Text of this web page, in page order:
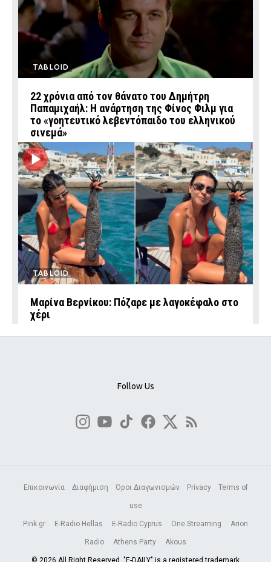
TABLOID
22 χρόνια από τον θάνατο του Δημήτρη
Παπαμιχαήλ: Η ανάρτηση της Φίνος Φιλμ για
το «γοητευτικό λεβεντόπαιδο του ελληνικού
σινεμά»
TABLOID
Μαρίνα Βερνίκου: Πόζαρε με λαγοκέφαλο στο
χέρι
Follow Us
Επικοινωνία Διαφήμιση Όροι Διαγωνισμών Privacy Terms of
use
Pink.gr E-Radio Hellas E-Radio Cyprus One Streaming Arion
Radio Athens Party Akous